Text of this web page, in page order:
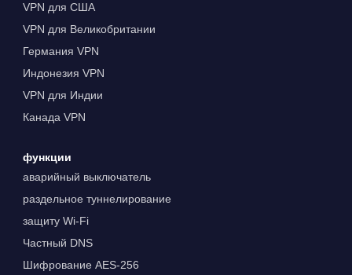
VPN для США
VPN для Великобритании
Германия VPN
Индонезия VPN
VPN для Индии
Канада VPN
функции
аварийный выключатель
раздельное туннелирование
защиту Wi-Fi
Частный DNS
Шифрование AES-256